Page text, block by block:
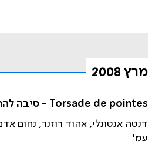
מרץ 2008
Torsade de pointes - סיבה להתקפי Morgani-Adam-Stokes בחולים עם חסם הולכה פרוזדורי-חדרי מלא
דנטה אנטונלי, אהוד רוזנר, נחום
עמ'